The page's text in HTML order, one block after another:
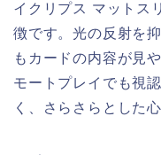
イクリプス マットス
徴です。光の反射を
もカードの内容が見
モートプレイでも視
く、さらさらとした